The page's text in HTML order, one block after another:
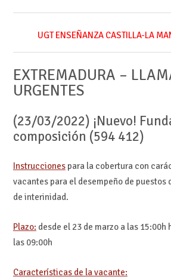
UGT ENSEÑANZA CASTILLA-LA
EXTREMADURA –
URGENTES
(23/03/2022) ¡Nuevo!
composición (594 412)
Instruccionespara la cobertura con
vacantes para el desempeño de puestos
de interinidad.
Plazo: desde el 23 de marzo a las 15:00h
las 09:00h
Características de la vacante: